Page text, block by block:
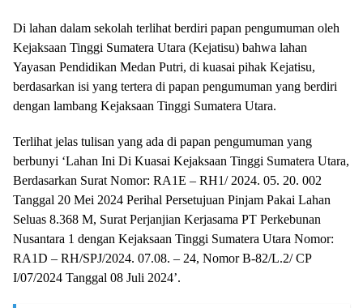
Di lahan dalam sekolah terlihat berdiri papan pengumuman oleh
Kejaksaan Tinggi Sumatera Utara (Kejatisu) bahwa lahan
Yayasan Pendidikan Medan Putri, di kuasai pihak Kejatisu,
berdasarkan isi yang tertera di papan pengumuman yang berdiri
dengan lambang Kejaksaan Tinggi Sumatera Utara.
Terlihat jelas tulisan yang ada di papan pengumuman yang
berbunyi ‘Lahan Ini Di Kuasai Kejaksaan Tinggi Sumatera Utara,
Berdasarkan Surat Nomor: RA1E – RH1/ 2024. 05. 20. 002
Tanggal 20 Mei 2024 Perihal Persetujuan Pinjam Pakai Lahan
Seluas 8.368 M, Surat Perjanjian Kerjasama PT Perkebunan
Nusantara 1 dengan Kejaksaan Tinggi Sumatera Utara Nomor:
RA1D – RH/SPJ/2024. 07.08. – 24, Nomor B-82/L.2/ CP
I/07/2024 Tanggal 08 Juli 2024’.